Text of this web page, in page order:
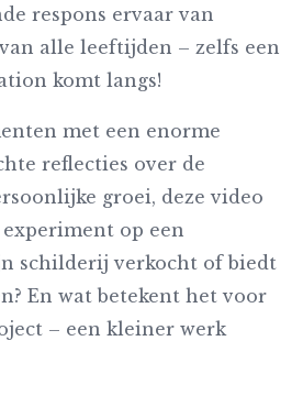
respons ervaar van
alle leeftijden – zelfs een
komt langs!
met een enorme
reflecties over de
groei, deze video
op een
schilderij verkocht of biedt
En wat betekent het voor
– een kleiner werk